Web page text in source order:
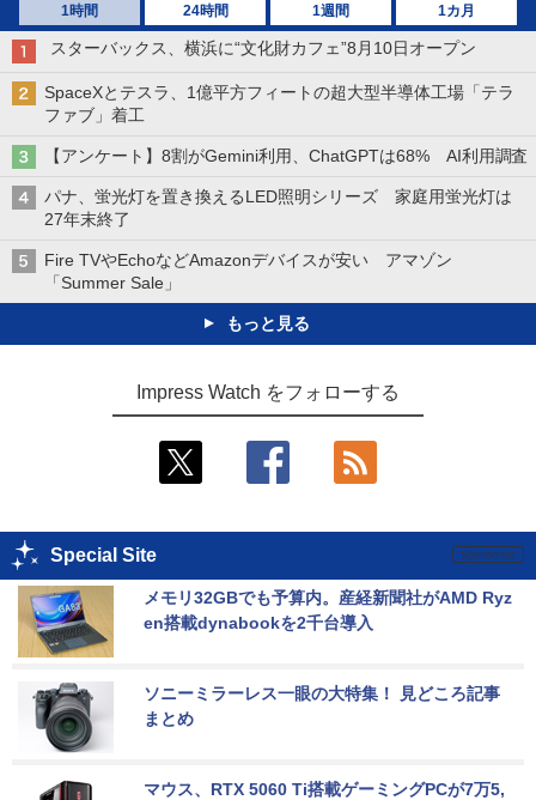
1時間 24時間 1週間 1カ月
スターバックス、横浜に“文化財カフェ”8月10日オープン
SpaceXとテスラ、1億平方フィートの超大型半導体工場「テラ
ファブ」着工
【アンケート】8割がGemini利用、ChatGPTは68% AI利用調査
パナ、蛍光灯を置き換えるLED照明シリーズ 家庭用蛍光灯は
27年末終了
Fire TVやEchoなどAmazonデバイスが安い アマゾン
「Summer Sale」
もっと見る
Impress Watch をフォローする
Special Site
メモリ32GBでも予算内。産経新聞社がAMD Ryz
en搭載dynabookを2千台導入
ソニーミラーレス一眼の大特集！ 見どころ記事
まとめ
マウス、RTX 5060 Ti搭載ゲーミングPCが7万5,